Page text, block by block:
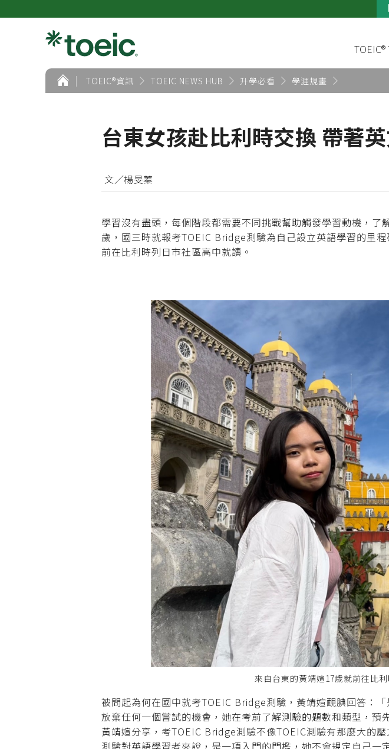
TOEIC®
首
頁
TOEIC®資訊 TOEIC NEWS HUB 升學必看 學涯規畫
台東女孩赴比利時交換 帶著
文／楊旻蓁
學習沒有盡頭，每個階段都需要不同挑戰幫助觸發學習動機，
歲，國三時就報考TOEIC Bridge測驗為自己設立英語學習的里
前在比利時列日市社區高中就讀。
來自台東的黃靖媗17歲就前往比
被問起為何在國中就考TOEIC Bridge測驗，黃靖媗靦腆回答：
放棄任何一個嘗試的機會，她在考前了解測驗的題數和類型，預
黃靖媗分享，考TOEIC Bridge測驗不像TOEIC測驗有那麼大的
測驗對英語學習者來說，是一項入門的門檻，她不會規定自己